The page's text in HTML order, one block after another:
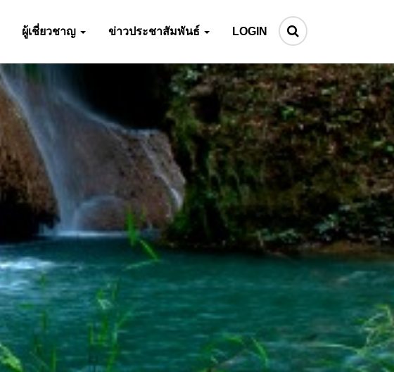
ผู้เชี่ยวชาญ ข่าวประชาสัมพันธ์ LOGIN